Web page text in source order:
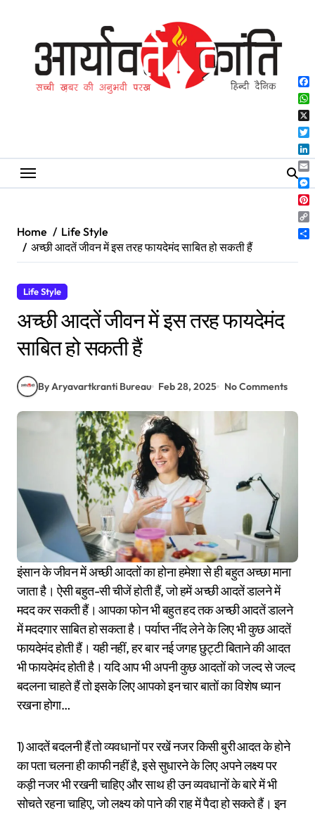
Home
Life Style
अच्छी आदतें जीवन में इस तरह फायदेमंद साबित हो सकती हैं
Life Style
अच्छी आदतें जीवन में इस तरह फायदेमंद
साबित हो सकती हैं
By Aryavartkranti Bureau Feb 28, 2025 No Comments
इंसान के जीवन में अच्छी आदतों का होना हमेशा से ही बहुत अच्छा माना
जाता है। ऐसी बहुत-सी चीजें होती हैं, जो हमें अच्छी आदतें डालने में
मदद कर सकती हैं। आपका फोन भी बहुत हद तक अच्छी आदतें डालने
में मददगार साबित हो सकता है। पर्याप्त नींद लेने के लिए भी कुछ आदतें
फायदेमंद होती हैं। यही नहीं, हर बार नई जगह छुट्टी बिताने की आदत
भी फायदेमंद होती है। यदि आप भी अपनी कुछ आदतों को जल्द से जल्द
बदलना चाहते हैं तो इसके लिए आपको इन चार बातों का विशेष ध्यान
रखना होगा…
1) आदतें बदलनी हैं तो व्यवधानों पर रखें नजर किसी बुरी आदत के होने
का पता चलना ही काफी नहीं है, इसे सुधारने के लिए अपने लक्ष्य पर
कड़ी नजर भी रखनी चाहिए और साथ ही उन व्यवधानों के बारे में भी
सोचते रहना चाहिए, जो लक्ष्य को पाने की राह में पैदा हो सकते हैं। इन
X